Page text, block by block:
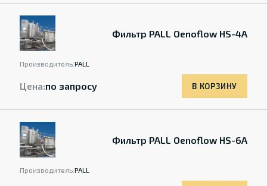
Фильтр PALL Oenoflow HS-4A
Производитель:PALL
Цена:по запросу В КОРЗИНУ
Фильтр PALL Oenoflow HS-6A
Производитель:PALL